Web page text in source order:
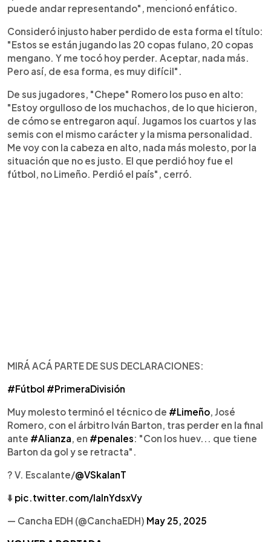
puede andar representando", mencionó enfático.
Consideró injusto haber perdido de esta forma el título:
"Estos se están jugando las 20 copas fulano, 20 copas
mengano. Y me tocó hoy perder. Aceptar, nada más.
Pero así, de esa forma, es muy difícil".
De sus jugadores, "Chepe" Romero los puso en alto:
"Estoy orgulloso de los muchachos, de lo que hicieron,
de cómo se entregaron aquí. Jugamos los cuartos y las
semis con el mismo carácter y la misma personalidad.
Me voy con la cabeza en alto, nada más molesto, por la
situación que no es justo. El que perdió hoy fue el
fútbol, no Limeño. Perdió el país", cerró.
MIRÁ ACÁ PARTE DE SUS DECLARACIONES:
#Fútbol #PrimeraDivisión
Muy molesto terminó el técnico de #Limeño, José
Romero, con el árbitro Iván Barton, tras perder en la final
ante #Alianza, en #penales: "Con los huev... que tiene
Barton da gol y se retracta".
? V. Escalante/@VSkalanT
⬇️ pic.twitter.com/lalnYdsxVy
— Cancha EDH (@CanchaEDH) May 25, 2025